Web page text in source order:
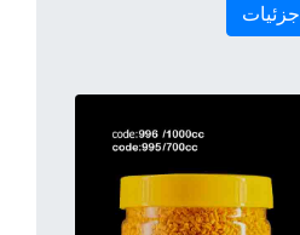
جزئیات